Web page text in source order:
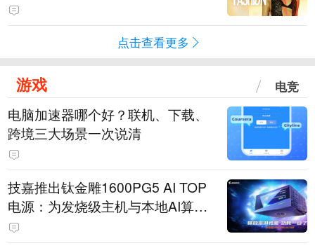
点击查看更多
游戏 电竞
电脑加速器哪个好？联机、下载、
跨境三大场景一次说清
技嘉推出钛金雕1600PG5 AI TOP
电源：为发烧级主机与本地AI算力
打造旗舰供电方案